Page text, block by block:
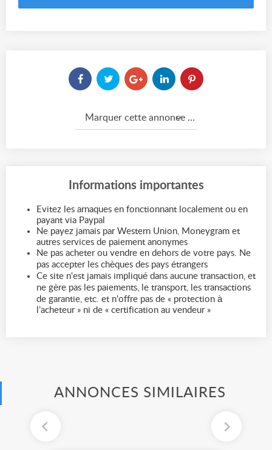
Marquer cette annonce comme...
Informations importantes
Evitez les arnaques en fonctionnant localement ou en
payant via Paypal
Ne payez jamais par Western Union, Moneygram et
autres services de paiement anonymes
Ne pas acheter ou vendre en dehors de votre pays. Ne
pas accepter les chèques des pays étrangers
Ce site n'est jamais impliqué dans aucune transaction, et
ne gère pas les paiements, le transport, les transactions
de garantie, etc. et n'offre pas de « protection à
l’acheteur » ni de « certification au vendeur »
ANNONCES SIMILAIRES